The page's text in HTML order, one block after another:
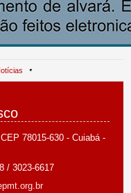
CEP 78015-630 - Cuiabá -
/ 3023-6617